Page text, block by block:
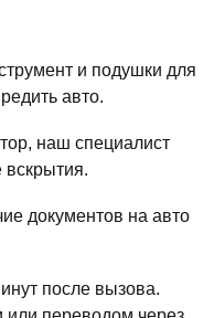
и подушки для
авто.
наш специалист
документов на авто
после вызова.